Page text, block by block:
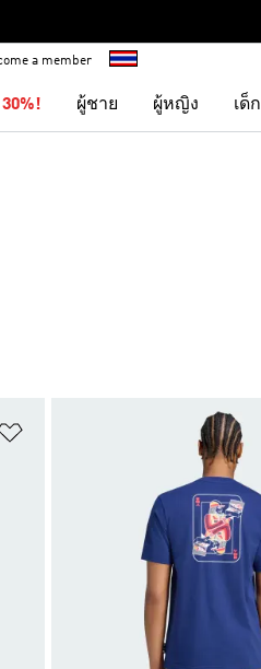
a member
ผู้ชาย ผู้หญิง เด็ก
เพิ่มไปยังรายการสินค้าโปรด